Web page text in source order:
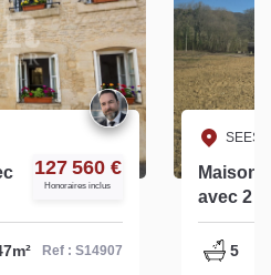
127 560 €
Honoraires inclus
Ref : S14907
SEES
Maison
avec 2
S14991
5